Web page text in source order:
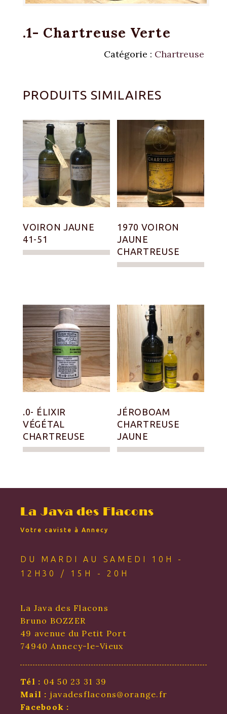
.1- Chartreuse Verte
Catégorie : Chartreuse
PRODUITS SIMILAIRES
VOIRON JAUNE
41-51
1970 VOIRON
JAUNE
CHARTREUSE
.0- ÉLIXIR
VÉGÉTAL
CHARTREUSE
JÉROBOAM
CHARTREUSE
JAUNE
La Java des Flacons
Votre caviste à Annecy
DU MARDI AU SAMEDI 10H -
12H30 / 15H - 20H
La Java des Flacons
Bruno BOZZER
49 avenue du Petit Port
74940 Annecy-le-Vieux
Tél : 04 50 23 31 39
Mail : javadesflacons@orange.fr
Facebook :